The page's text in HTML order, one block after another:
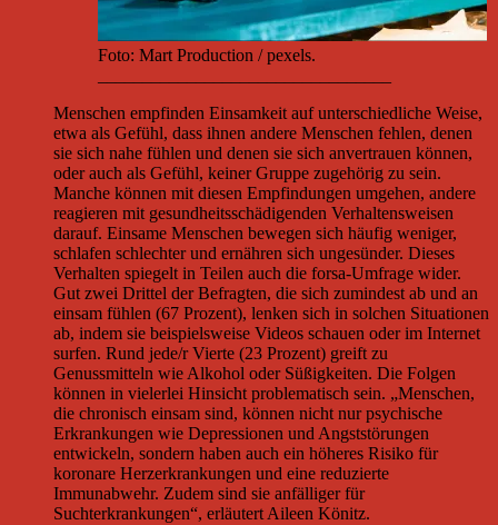
Foto: Mart Production / pexels.
Menschen empfinden Einsamkeit auf unterschiedliche Weise,
etwa als Gefühl, dass ihnen andere Menschen fehlen, denen
sie sich nahe fühlen und denen sie sich anvertrauen können,
oder auch als Gefühl, keiner Gruppe zugehörig zu sein.
Manche können mit diesen Empfindungen umgehen, andere
reagieren mit gesundheitsschädigenden Verhaltensweisen
darauf. Einsame Menschen bewegen sich häufig weniger,
schlafen schlechter und ernähren sich ungesünder. Dieses
Verhalten spiegelt in Teilen auch die forsa-Umfrage wider.
Gut zwei Drittel der Befragten, die sich zumindest ab und an
einsam fühlen (67 Prozent), lenken sich in solchen Situationen
ab, indem sie beispielsweise Videos schauen oder im Internet
surfen. Rund jede/r Vierte (23 Prozent) greift zu
Genussmitteln wie Alkohol oder Süßigkeiten. Die Folgen
können in vielerlei Hinsicht problematisch sein. „Menschen,
die chronisch einsam sind, können nicht nur psychische
Erkrankungen wie Depressionen und Angststörungen
entwickeln, sondern haben auch ein höheres Risiko für
koronare Herzerkrankungen und eine reduzierte
Immunabwehr. Zudem sind sie anfälliger für
Suchterkrankungen“, erläutert Aileen Könitz.